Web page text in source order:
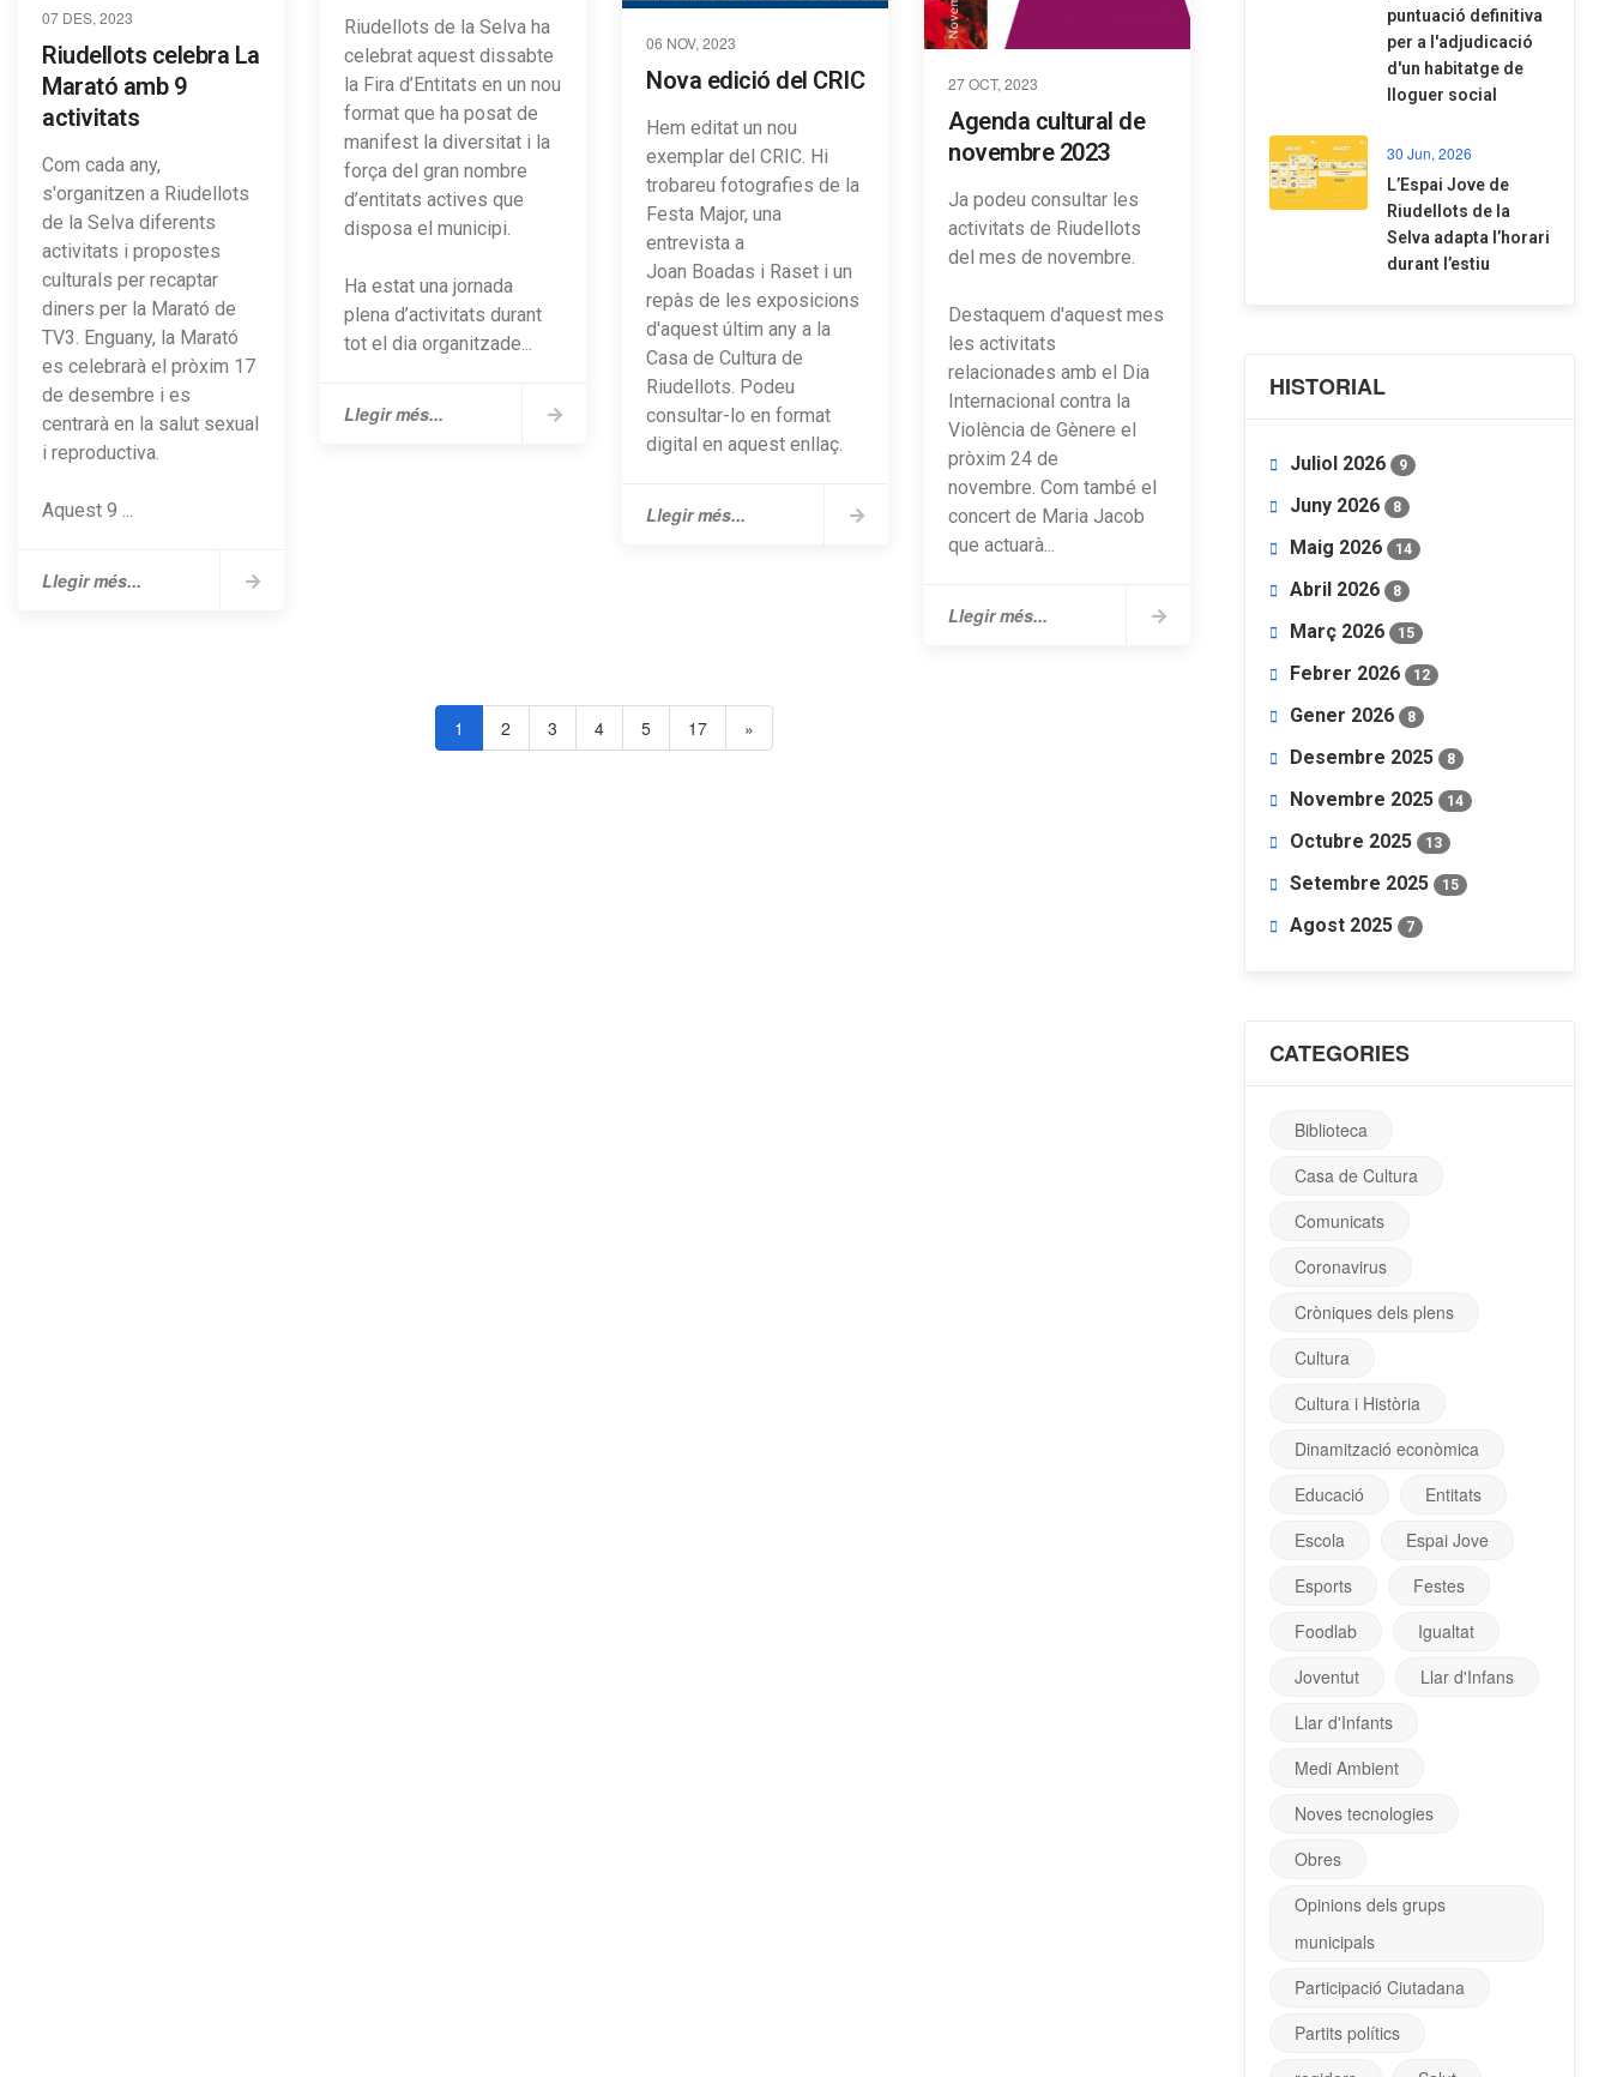
07 DES, 2023
Riudellots celebra La
Marató amb 9
activitats
Com cada any,
s'organitzen a Riudellots
de la Selva diferents
activitats i propostes
culturals per recaptar
diners per la Marató de
TV3. Enguany, la Marató
es celebrarà el pròxim 17
de desembre i es
centrarà en la salut sexual
i reproductiva.
Aquest 9 ...
Llegir més...
Riudellots de la Selva ha
celebrat aquest dissabte
la Fira d’Entitats en un nou
format que ha posat de
manifest la diversitat i la
força del gran nombre
d’entitats actives que
disposa el municipi.
Ha estat una jornada
plena d’activitats durant
tot el dia organitzade...
Llegir més...
06 NOV, 2023
Nova edició del CRIC
Hem editat un nou
exemplar del CRIC. Hi
trobareu fotografies de la
Festa Major, una
entrevista a
Joan Boadas i Raset i un
repàs de les exposicions
d'aquest últim any a la
Casa de Cultura de
Riudellots. Podeu
consultar-lo en format
digital en aquest enllaç.
Llegir més...
27 OCT, 2023
Agenda cultural de
novembre 2023
Ja podeu consultar les
activitats de Riudellots
del mes de novembre.
Destaquem d'aquest mes
les activitats
relacionades amb el Dia
Internacional contra la
Violència de Gènere el
pròxim 24 de
novembre. Com també el
concert de Maria Jacob
que actuarà...
Llegir més...
1 2 3 4 5 17 »
puntuació definitiva
per a l'adjudicació
d'un habitatge de
lloguer social
30 Jun, 2026
​L’Espai Jove de
Riudellots de la
Selva adapta l’horari
durant l’estiu
HISTORIAL
Juliol 2026 9
Juny 2026 8
Maig 2026 14
Abril 2026 8
Març 2026 15
Febrer 2026 12
Gener 2026 8
Desembre 2025 8
Novembre 2025 14
Octubre 2025 13
Setembre 2025 15
Agost 2025 7
CATEGORIES
Biblioteca
Casa de Cultura
Comunicats
Coronavirus
Cròniques dels plens
Cultura
Cultura i Història
Dinamització econòmica
Educació
Entitats
Escola
Espai Jove
Esports
Festes
Foodlab
Igualtat
Joventut
Llar d'Infans
Llar d'Infants
Medi Ambient
Noves tecnologies
Obres
Opinions dels grups
municipals
Participació Ciutadana
Partits polítics